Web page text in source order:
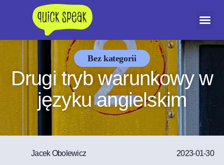
Bez kategorii
Drugi tryb warunkowy w
języku angielskim
Jacek Obolewicz 2023-01-30